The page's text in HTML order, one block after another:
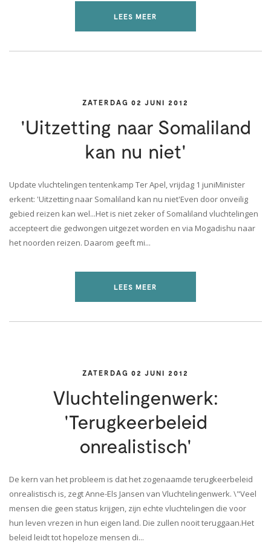
LEES MEER
ZATERDAG 02 JUNI 2012
'Uitzetting naar Somaliland
kan nu niet'
Update vluchtelingen tentenkamp Ter Apel, vrijdag 1 juniMinister
erkent: 'Uitzetting naar Somaliland kan nu niet'Even door onveilig
gebied reizen kan wel...Het is niet zeker of Somaliland vluchtelingen
accepteert die gedwongen uitgezet worden en via Mogadishu naar
het noorden reizen. Daarom geeft mi...
LEES MEER
ZATERDAG 02 JUNI 2012
Vluchtelingenwerk:
'Terugkeerbeleid
onrealistisch'
De kern van het probleem is dat het zogenaamde terugkeerbeleid
onrealistisch is, zegt Anne-Els Jansen van Vluchtelingenwerk. \"Veel
mensen die geen status krijgen, zijn echte vluchtelingen die voor
hun leven vrezen in hun eigen land. Die zullen nooit teruggaan.Het
beleid leidt tot hopeloze mensen di...